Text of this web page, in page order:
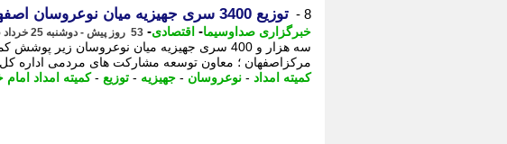
8 - توزیع 3400 سری جهیزیه میان نوعروسان اصفهانی
خبرگزاری صداوسیما- اقتصادی- 53 روز پیش - دوشنبه 25 خرداد 1405، 13:35
سه هزار و 400 سری جهیزیه میان نوعروسان
مرکزاصفهان ؛ معاون توسعه مشارکت های مردمی اداره کل
کمیته امداد - نوعروسان - جهیزیه - توزیع -کمیته امداد امام